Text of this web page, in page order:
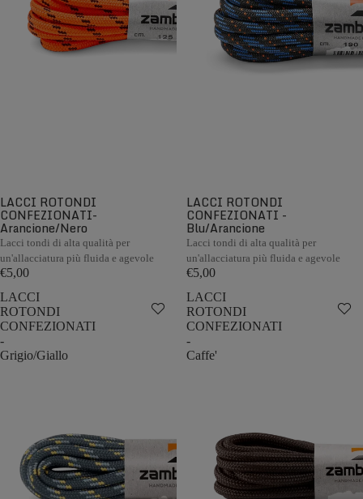
LACCI ROTONDI
CONFEZIONATI-
Arancione/Nero
Lacci tondi di alta qualità per
un'allacciatura più fluida e agevole
€5,00
LACCI ROTONDI
CONFEZIONATI -
Blu/Arancione
Lacci tondi di alta qualità per
un'allacciatura più fluida e agevole
€5,00
LACCI
ROTONDI
CONFEZIONATI
-
Grigio/Giallo
LACCI
ROTONDI
CONFEZIONATI
-
Caffe'